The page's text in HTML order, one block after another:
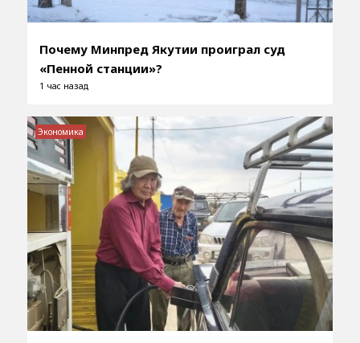
Почему Минпред Якутии проиграл суд
«Пенной станции»?
1 час назад
Экономика